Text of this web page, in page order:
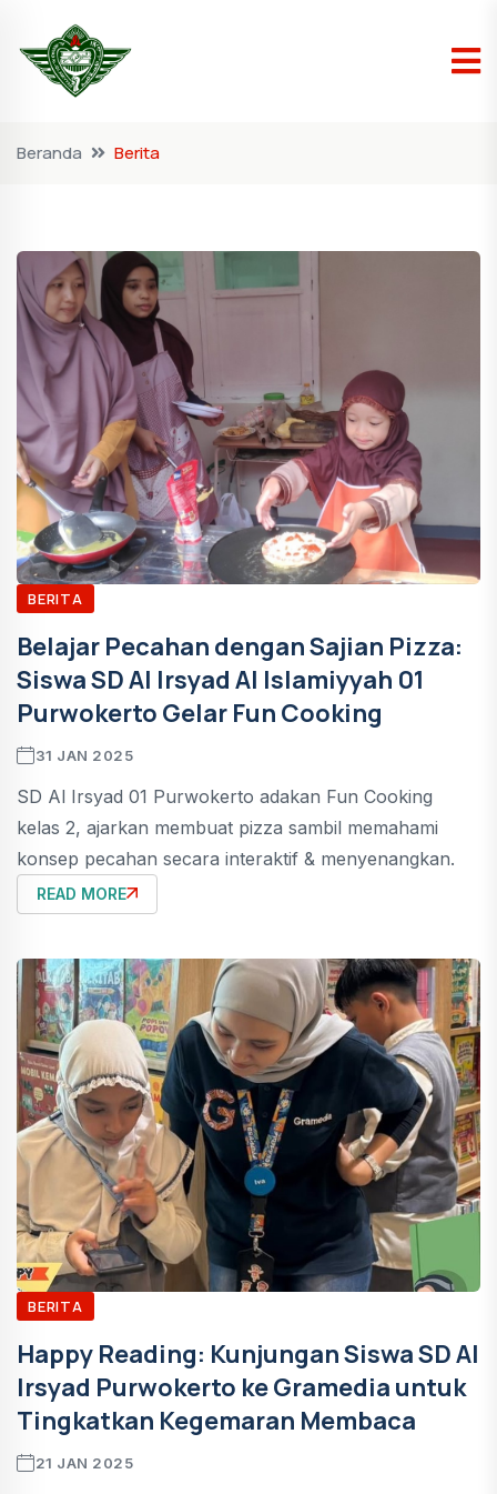
Beranda Berita
BERITA
Belajar Pecahan dengan Sajian Pizza:
Siswa SD Al Irsyad Al Islamiyyah 01
Purwokerto Gelar Fun Cooking
31 JAN 2025
SD Al Irsyad 01 Purwokerto adakan Fun Cooking
kelas 2, ajarkan membuat pizza sambil memahami
konsep pecahan secara interaktif & menyenangkan.
READ MORE
BERITA
Happy Reading: Kunjungan Siswa SD Al
Irsyad Purwokerto ke Gramedia untuk
Tingkatkan Kegemaran Membaca
21 JAN 2025